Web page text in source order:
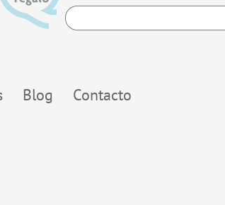
Search
...
Blog Contacto